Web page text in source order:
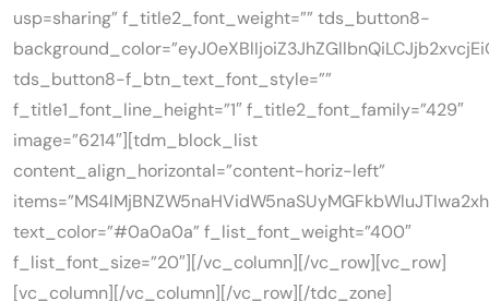
usp=sharing” f_title2_font_weight=”” tds_button8-
tds_button8-f_btn_text_font_style=””
f_title1_font_line_height=”1″ f_title2_font_family=”429″
image=”6214″][tdm_block_list
content_align_horizontal=”content-horiz-left”
text_color=”#0a0a0a” f_list_font_weight=”400″
f_list_font_size=”20″][/vc_column][/vc_row][vc_row]
[vc_column][/vc_column][/vc_row][/tdc_zone]